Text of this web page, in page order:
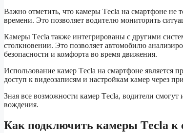
Важно отметить, что камеры Tесla на смартфоне не
времени. Это позволяет водителю мониторить
Камеры Tесla также интегрированы с другими
столкновении. Это позволяет автомобилю
безопасности и комфорта во время движения.
Использование камер Tесla на смартфоне является
доступ к видеозаписям и настройкам камер через
Зная все возможности камер Tесla, водители
вождения.
Как подключить камеры Tесla к